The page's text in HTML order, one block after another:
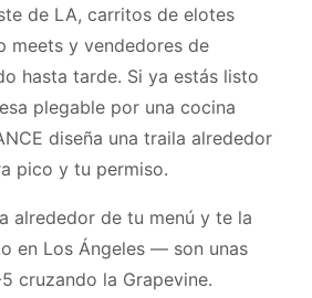
de LA, carritos de elotes
meets y vendedores de
hasta tarde. Si ya estás listo
plegable por una cocina
diseña una traila alrededor
pico y tu permiso.
alrededor de tu menú y te la
en Los Ángeles — son unas
cruzando la Grapevine.